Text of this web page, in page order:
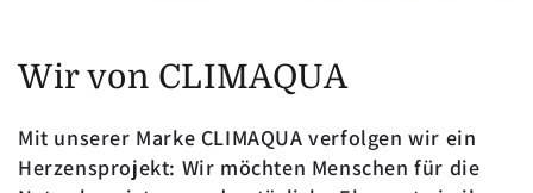
Wir von CLIMAQUA
Mit unserer Marke CLIMAQUA verfolgen wir ein
Herzensprojekt: Wir möchten Menschen für die